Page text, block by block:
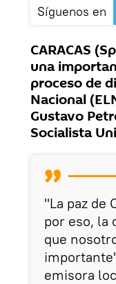
Síguenos en
CARACAS
una
proceso de
Nacional
Gustavo
Socialista
"La paz de
por eso, la
que
emisora